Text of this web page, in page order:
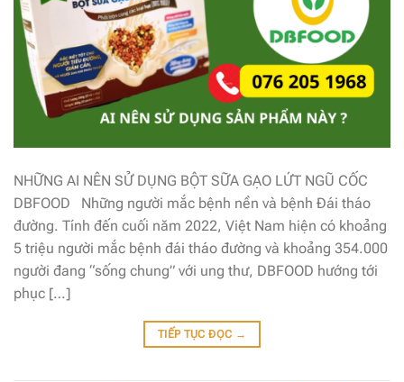
NHỮNG AI NÊN SỬ DỤNG BỘT SỮA GẠO LỨT NGŨ CỐC
DBFOOD Những người mắc bệnh nền và bệnh Đái tháo
đường. Tính đến cuối năm 2022, Việt Nam hiện có khoảng
5 triệu người mắc bệnh đái tháo đường và khoảng 354.000
người đang “sống chung” với ung thư, DBFOOD hướng tới
phục […]
TIẾP TỤC ĐỌC →